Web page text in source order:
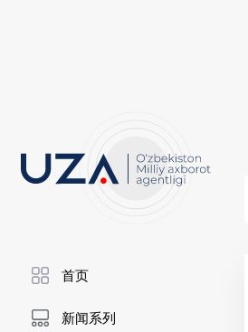
首页
新闻系列